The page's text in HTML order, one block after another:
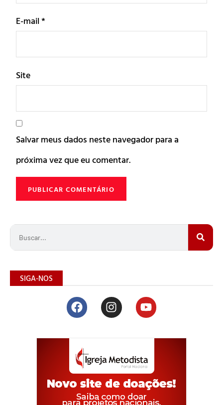
E-mail*
Site
Salvar meus dados neste navegador para a
próxima vez que eu comentar.
SIGA-NOS